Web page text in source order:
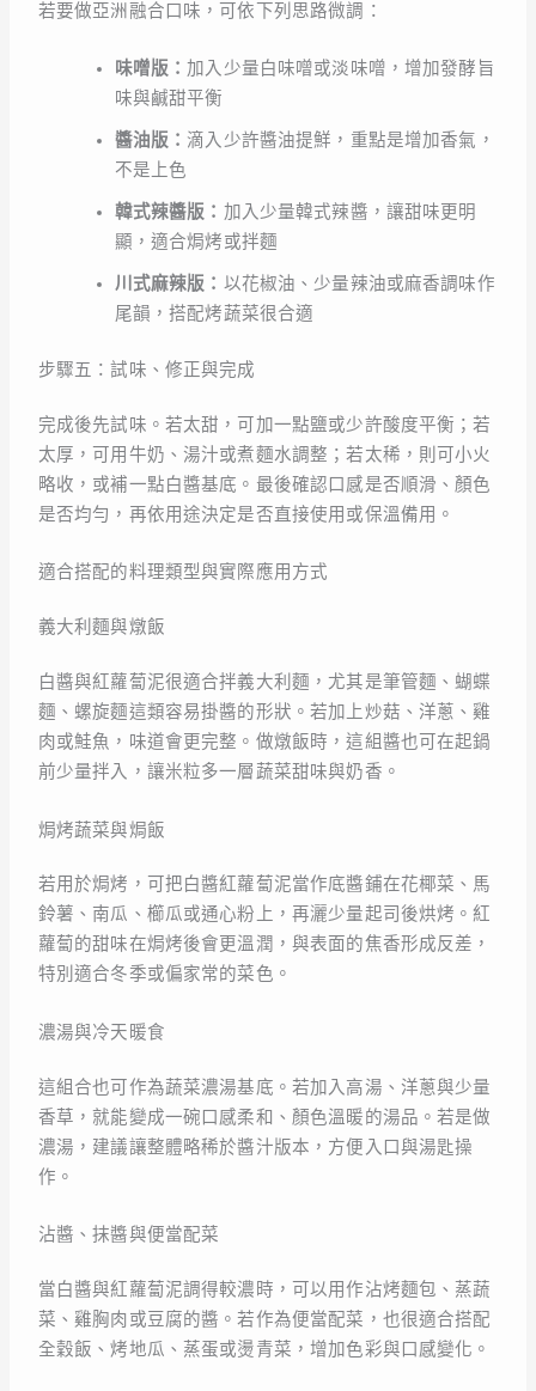
若要做亞洲融合口味，可依下列思路微調：
味噌版：加入少量白味噌或淡味噌，增加發酵旨
味與鹹甜平衡
醬油版： 滴入少許醬油提鮮，重點是增加香氣，
不是上色
韓式辣醬版： 加入少量韓式辣醬，讓甜味更明
顯，適合焗烤或拌麵
川式麻辣版： 以花椒油、少量辣油或麻香調味作
尾韻，搭配烤蔬菜很合適
步驟五：試味、修正與完成
完成後先試味。若太甜，可加一點鹽或少許酸度平衡；若
太厚，可用牛奶、湯汁或煮麵水調整；若太稀，則可小火
略收，或補一點白醬基底。最後確認口感是否順滑、顏色
是否均勻，再依用途決定是否直接使用或保溫備用。
適合搭配的料理類型與實際應用方式
義大利麵與燉飯
白醬與紅蘿蔔泥很適合拌義大利麵，尤其是筆管麵、蝴蝶
麵、螺旋麵這類容易掛醬的形狀。若加上炒菇、洋蔥、雞
肉或鮭魚，味道會更完整。做燉飯時，這組醬也可在起鍋
前少量拌入，讓米粒多一層蔬菜甜味與奶香。
焗烤蔬菜與焗飯
若用於焗烤，可把白醬紅蘿蔔泥當作底醬鋪在花椰菜、馬
鈴薯、南瓜、櫛瓜或通心粉上，再灑少量起司後烘烤。紅
蘿蔔的甜味在焗烤後會更溫潤，與表面的焦香形成反差，
特別適合冬季或偏家常的菜色。
濃湯與冷天暖食
這組合也可作為蔬菜濃湯基底。若加入高湯、洋蔥與少量
香草，就能變成一碗口感柔和、顏色溫暖的湯品。若是做
濃湯，建議讓整體略稀於醬汁版本，方便入口與湯匙操
作。
沾醬、抹醬與便當配菜
當白醬與紅蘿蔔泥調得較濃時，可以用作沾烤麵包、蒸蔬
菜、雞胸肉或豆腐的醬。若作為便當配菜，也很適合搭配
全穀飯、烤地瓜、蒸蛋或燙青菜，增加色彩與口感變化。